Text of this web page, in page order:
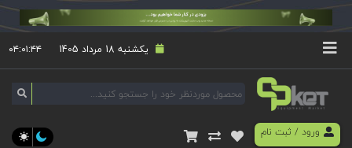
یکشنبه 18 مرداد 1405 ۰۴:۰۱:۴۴
ورود/ ثبت نام